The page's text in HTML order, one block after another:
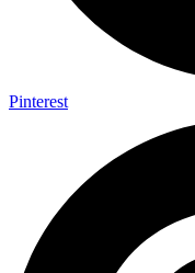
Pinterest